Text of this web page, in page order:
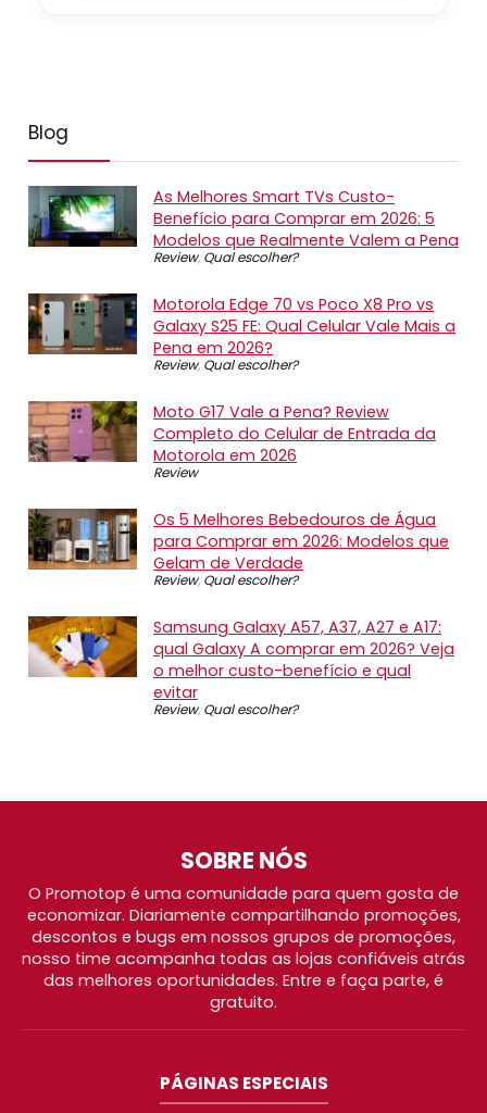
Blog
As Melhores Smart TVs Custo-
Benefício para Comprar em 2026: 5
Modelos que Realmente Valem a Pena
Review, Qual escolher?
Motorola Edge 70 vs Poco X8 Pro vs
Galaxy S25 FE: Qual Celular Vale Mais a
Pena em 2026?
Review, Qual escolher?
Moto G17 Vale a Pena? Review
Completo do Celular de Entrada da
Motorola em 2026
Review
Os 5 Melhores Bebedouros de Água
para Comprar em 2026: Modelos que
Gelam de Verdade
Review, Qual escolher?
Samsung Galaxy A57, A37, A27 e A17:
qual Galaxy A comprar em 2026? Veja
o melhor custo-benefício e qual
evitar
Review, Qual escolher?
SOBRE NÓS
O Promotop é uma comunidade para quem gosta de
economizar. Diariamente compartilhando promoções,
descontos e bugs em nossos grupos de promoções,
nosso time acompanha todas as lojas confiáveis atrás
das melhores oportunidades. Entre e faça parte, é
gratuito.
PÁGINAS ESPECIAIS